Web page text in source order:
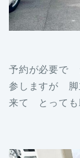
予約が必要で
参しますが 脚
来て とっても